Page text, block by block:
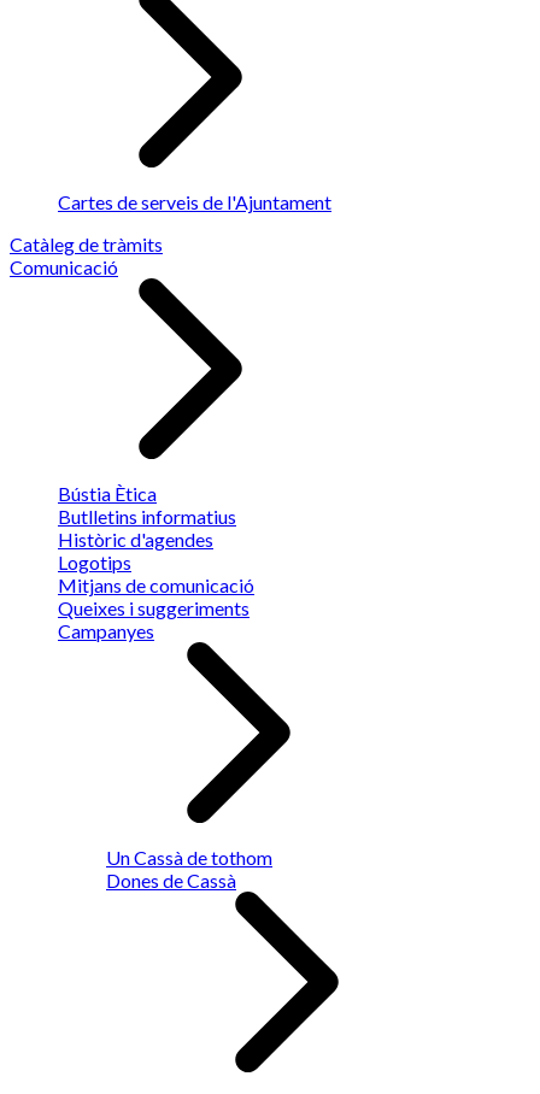
Cartes de serveis de l'Ajuntament
Catàleg de tràmits
Comunicació
Bústia Ètica
Butlletins informatius
Històric d'agendes
Logotips
Mitjans de comunicació
Queixes i suggeriments
Campanyes
Un Cassà de tothom
Dones de Cassà